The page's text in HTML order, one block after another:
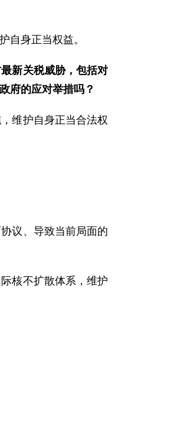
自身正当权益。
新关税威胁，包括对
府的应对举措吗？
维护自身正当合法权
议、导致当前局面的
核不扩散体系，维护